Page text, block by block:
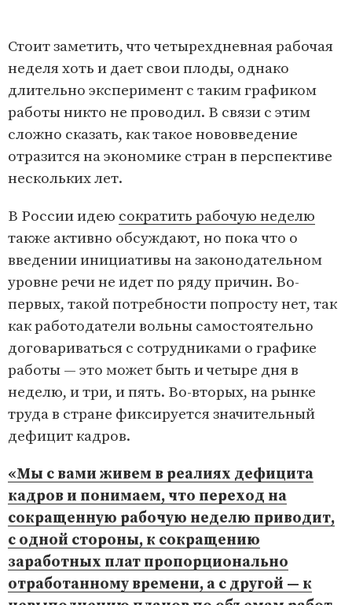
Стоит заметить, что четырехдневная рабочая
неделя хоть и дает свои плоды, однако
длительно эксперимент с таким графиком
работы никто не проводил. В связи с этим
сложно сказать, как такое нововведение
отразится на экономике стран в перспективе
нескольких лет.
В России идею сократить рабочую неделю
также активно обсуждают, но пока что о
введении инициативы на законодательном
уровне речи не идет по ряду причин. Во-
первых, такой потребности попросту нет, так
как работодатели вольны самостоятельно
договариваться с сотрудниками о графике
работы — это может быть и четыре дня в
неделю, и три, и пять. Во-вторых, на рынке
труда в стране фиксируется значительный
дефицит кадров.
«Мы с вами живем в реалиях дефицита
кадров и понимаем, что переход на
сокращенную рабочую неделю приводит,
с одной стороны, к сокращению
заработных плат пропорционально
отработанному времени, а с другой — к